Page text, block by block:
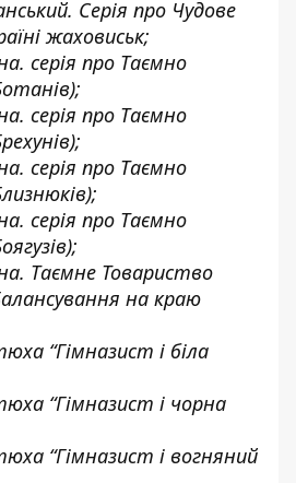
Серія про Чудове
жаховиськ;
серія про Таємно
серія про Таємно
серія про Таємно
серія про Таємно
Таємне Товариство
на краю
“Гімназист і біла
“Гімназист і чорна
“Гімназист і вогняний